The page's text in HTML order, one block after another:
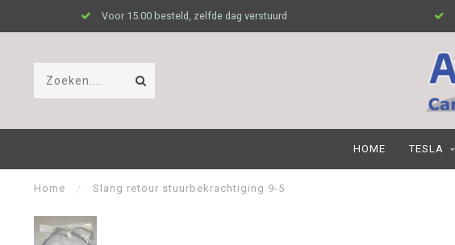
Voor 15.00 besteld, zelfde dag verstuurd
HOME TESLA
Home / Slang retour stuurbekrachtiging 9-5